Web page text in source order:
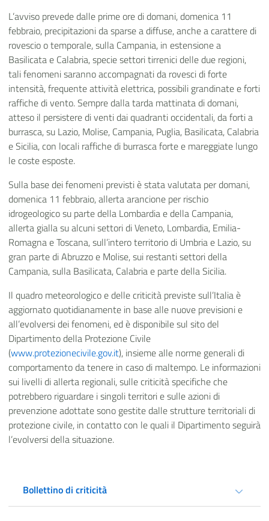
L’avviso prevede dalle prime ore di domani, domenica 11
febbraio, precipitazioni da sparse a diffuse, anche a carattere di
rovescio o temporale, sulla Campania, in estensione a
Basilicata e Calabria, specie settori tirrenici delle due regioni,
tali fenomeni saranno accompagnati da rovesci di forte
intensità, frequente attività elettrica, possibili grandinate e forti
raffiche di vento. Sempre dalla tarda mattinata di domani,
atteso il persistere di venti dai quadranti occidentali, da forti a
burrasca, su Lazio, Molise, Campania, Puglia, Basilicata, Calabria
e Sicilia, con locali raffiche di burrasca forte e mareggiate lungo
le coste esposte.
Sulla base dei fenomeni previsti è stata valutata per domani,
domenica 11 febbraio, allerta arancione per rischio
idrogeologico su parte della Lombardia e della Campania,
allerta gialla su alcuni settori di Veneto, Lombardia, Emilia-
Romagna e Toscana, sull’intero territorio di Umbria e Lazio, su
gran parte di Abruzzo e Molise, sui restanti settori della
Campania, sulla Basilicata, Calabria e parte della Sicilia.
Il quadro meteorologico e delle criticità previste sull’Italia è
aggiornato quotidianamente in base alle nuove previsioni e
all’evolversi dei fenomeni, ed è disponibile sul sito del
Dipartimento della Protezione Civile
(www.protezionecivile.gov.it), insieme alle norme generali di
comportamento da tenere in caso di maltempo. Le informazioni
sui livelli di allerta regionali, sulle criticità specifiche che
potrebbero riguardare i singoli territori e sulle azioni di
prevenzione adottate sono gestite dalle strutture territoriali di
protezione civile, in contatto con le quali il Dipartimento seguirà
l’evolversi della situazione.
Bollettino di criticità